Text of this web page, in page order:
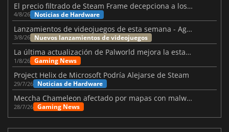
El precio filtrado de Steam Frame decepciona a los usuarios
4/8/26 Noticias de Hardware
Lanzamientos de videojuegos de esta semana - Agosto de 2026 (semana 32)
3/8/26 Nuevos lanzamientos de videojuegos
La última actualización de Palworld mejora la estabilidad
1/8/26 Gaming News
Project Helix de Microsoft Podría Alejarse de Steam
29/7/26 Noticias de Hardware
Meccha Chameleon afectado por mapas con malware y Discord
28/7/26 Gaming News